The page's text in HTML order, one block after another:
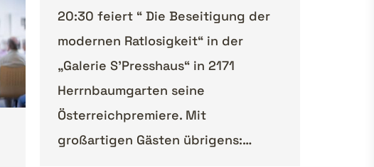
20:30 feiert “ Die Beseitigung der
modernen Ratlosigkeit“ in der
„Galerie S’Presshaus“ in 2171
Herrnbaumgarten seine
Österreichpremiere. Mit
großartigen Gästen übrigens:…